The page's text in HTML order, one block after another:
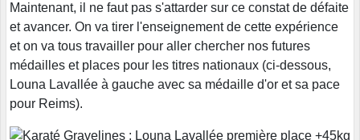
Maintenant, il ne faut pas s'attarder sur ce constat de défaite
et avancer. On va tirer l'enseignement de cette expérience
et on va tous travailler pour aller chercher nos futures
médailles et places pour les titres nationaux (ci-dessous,
Louna Lavallée à gauche avec sa médaille d'or et sa pace
pour Reims).